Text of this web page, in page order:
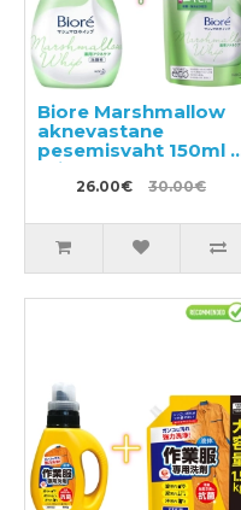
Biore Marshmallow
aknevastane
pesemisvaht 150ml +
täitepakend 130ml
26.00€ 30.00€